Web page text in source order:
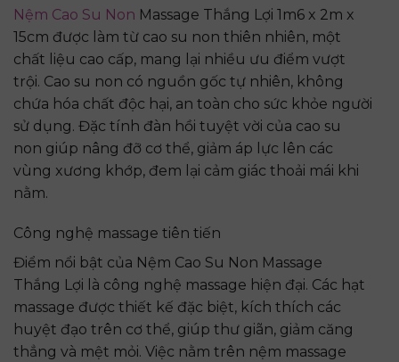
Nệm Cao Su Non Massage Thắng Lợi 1m6 x 2m x
15cm được làm từ cao su non thiên nhiên, một
chất liệu cao cấp, mang lại nhiều ưu điểm vượt
trội. Cao su non có nguồn gốc tự nhiên, không
chứa hóa chất độc hại, an toàn cho sức khỏe người
sử dụng. Đặc tính đàn hồi tuyệt vời của cao su
non giúp nâng đỡ cơ thể, giảm áp lực lên các
vùng xương khớp, đem lại cảm giác thoải mái khi
nằm.
Công nghệ massage tiên tiến
Điểm nổi bật của Nệm Cao Su Non Massage
Thắng Lợi là công nghệ massage hiện đại. Các hạt
massage được thiết kế đặc biệt, kích thích các
huyệt đạo trên cơ thể, giúp thư giãn, giảm căng
thẳng và mệt mỏi. Việc nằm trên nệm massage